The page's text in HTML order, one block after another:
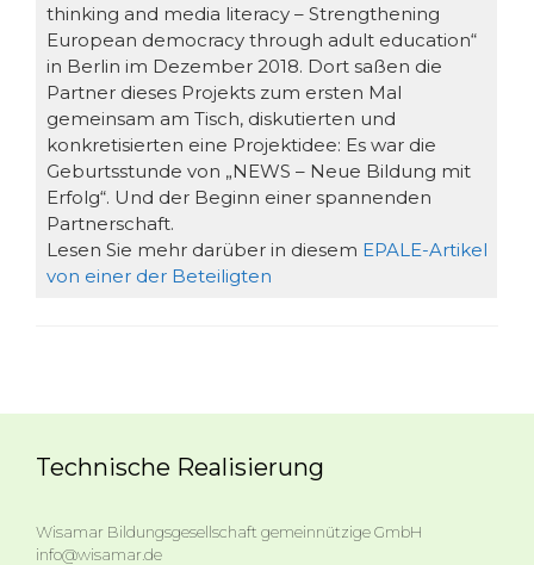
thinking and media literacy – Strengthening
European democracy through adult education“
in Berlin im Dezember 2018. Dort saßen die
Partner dieses Projekts zum ersten Mal
gemeinsam am Tisch, diskutierten und
konkretisierten eine Projektidee: Es war die
Geburtsstunde von „NEWS – Neue Bildung mit
Erfolg“. Und der Beginn einer spannenden
Partnerschaft.
Lesen Sie mehr darüber in diesem EPALE-Artikel
von einer der Beteiligten
Technische Realisierung
Wisamar Bildungsgesellschaft gemeinnützige GmbH
info@wisamar.de